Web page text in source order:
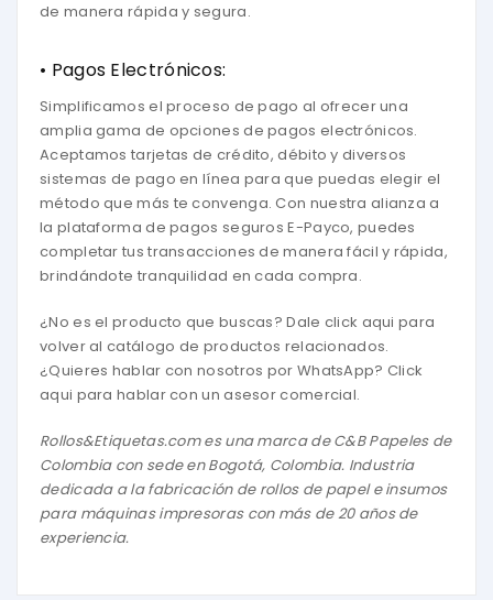
de manera rápida y segura.
• Pagos Electrónicos:
Simplificamos el proceso de pago al ofrecer una
amplia gama de opciones de pagos electrónicos.
Aceptamos tarjetas de crédito, débito y diversos
sistemas de pago en línea para que puedas elegir el
método que más te convenga. Con nuestra alianza a
la plataforma de pagos seguros E-Payco, puedes
completar tus transacciones de manera fácil y rápida,
brindándote tranquilidad en cada compra.
¿No es el producto que buscas? Dale click aqui para
volver al catálogo de productos relacionados.
¿Quieres hablar con nosotros por WhatsApp? Click
aqui para hablar con un asesor comercial.
Rollos&Etiquetas.com es una marca deC&B Papeles de
Colombiacon sede en Bogotá, Colombia. Industria
dedicada a la fabricación de rollos de papel e insumos
para máquinas impresoras con más de 20 años de
experiencia.